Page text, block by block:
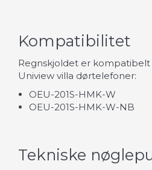
Kompatibilitet
Regnskjoldet er
Uniview villa dørtelefoner:
OEU-201S-HMK-W
OEU-201S-HMK-W-NB
Tekniske